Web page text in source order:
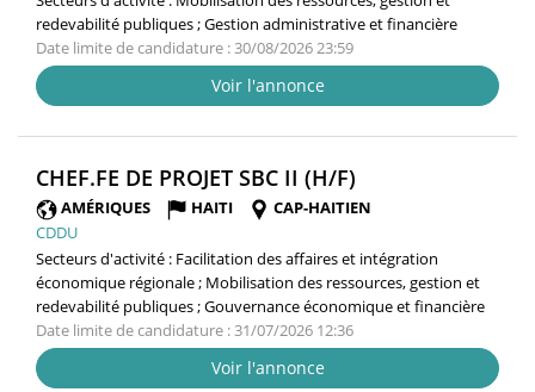
redevabilité publiques ; Gestion administrative et financière
Date limite de candidature : 30/08/2026 23:59
Voir l'annonce
CHEF.FE DE PROJET SBC II (H/F)
FENÊTRE)
AMÉRIQUES HAITI
CAP-HAITIEN
CDDU
Secteurs d'activité : Facilitation des affaires et intégration
économique régionale ; Mobilisation des ressources, gestion et
redevabilité publiques ; Gouvernance économique et financière
Date limite de candidature : 31/07/2026 12:36
Voir l'annonce